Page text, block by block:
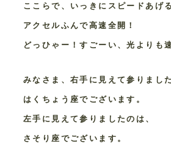
ここらで、いっきにスピードあげ
アクセルふんで高速全開！
どっひゃー！すごーい、光よりも
みなさま、右手に見えて参りまし
はくちょう座でございます。
左手に見えて参りましたのは、
さそり座でございます。